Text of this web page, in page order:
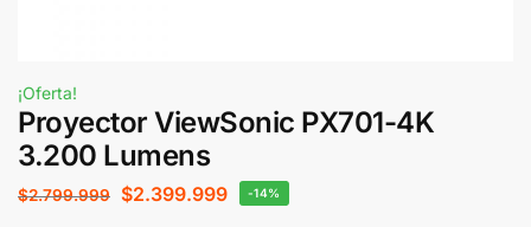
¡Oferta!
Proyector ViewSonic PX701-4K
3.200 Lumens
$2.799.999 $2.399.999 -14%